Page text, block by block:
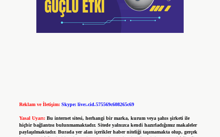
Reklam ve İletişim: Skype: live:.cid.575569c608265c69
Yasal Uyarı: Bu internet sitesi, herhangi bir marka, kurum veya şahıs şirketi ile
hiçbir bağlantısı bulunmamaktadır. Sitede yalnızca kendi hazırladığımız makaleler
paylaşılmaktadır. Burada yer alan içerikler haber niteliği taşımamakta olup, gerçek